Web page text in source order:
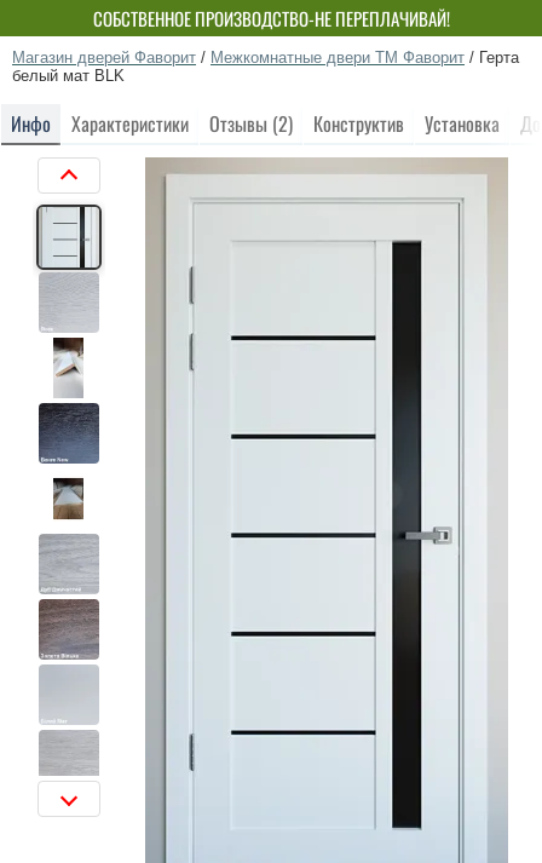
СОБСТВЕННОЕ ПРОИЗВОДСТВО-НЕ ПЕРЕПЛАЧИВАЙ!
Магазин дверей Фаворит / Межкомнатные двери ТМ Фаворит / Герта
белый мат BLK
Инфо Характеристики Отзывы (2) Конструктив Установка